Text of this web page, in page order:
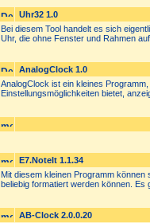
Uhr32 1.0
Bei diesem Tool handelt es sich
Uhr, die ohne Fenster und Rahmen
AnalogClock 1.0
AnalogClock ist ein kleines
Einstellungsmöglichkeiten bietet,
E7.NoteIt 1.1.34
Mit diesem kleinen Programm
beliebig formatiert werden können. Es
AB-Clock 2.0.0.20